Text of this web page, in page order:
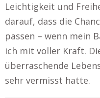
Leichtigkeit und
darauf, dass die
passen – wenn mein
ich mit voller Kraft.
überraschende
sehr vermisst hatte.